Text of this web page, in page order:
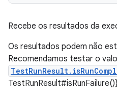
Recebe os resultados da
Os resultados podem não
Recomendamos testar o